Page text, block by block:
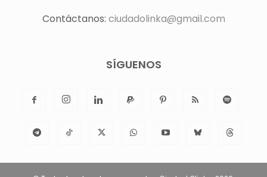
Contáctanos: ciudadolinka@gmail.com
SÍGUENOS